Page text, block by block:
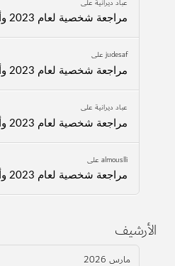
مراجعة شخصية لعام 2023 وأهداف العام الجديد
judesafعلى
مراجعة شخصية لعام 2023 وأهداف العام الجديد
عباد ديرانيةعلى
مراجعة شخصية لعام 2023 وأهداف العام الجديد
almouslliعلى
مراجعة شخصية لعام 2023 وأهداف العام الجديد
الأرشيف
مارس 2026